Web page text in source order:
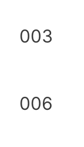
003
006